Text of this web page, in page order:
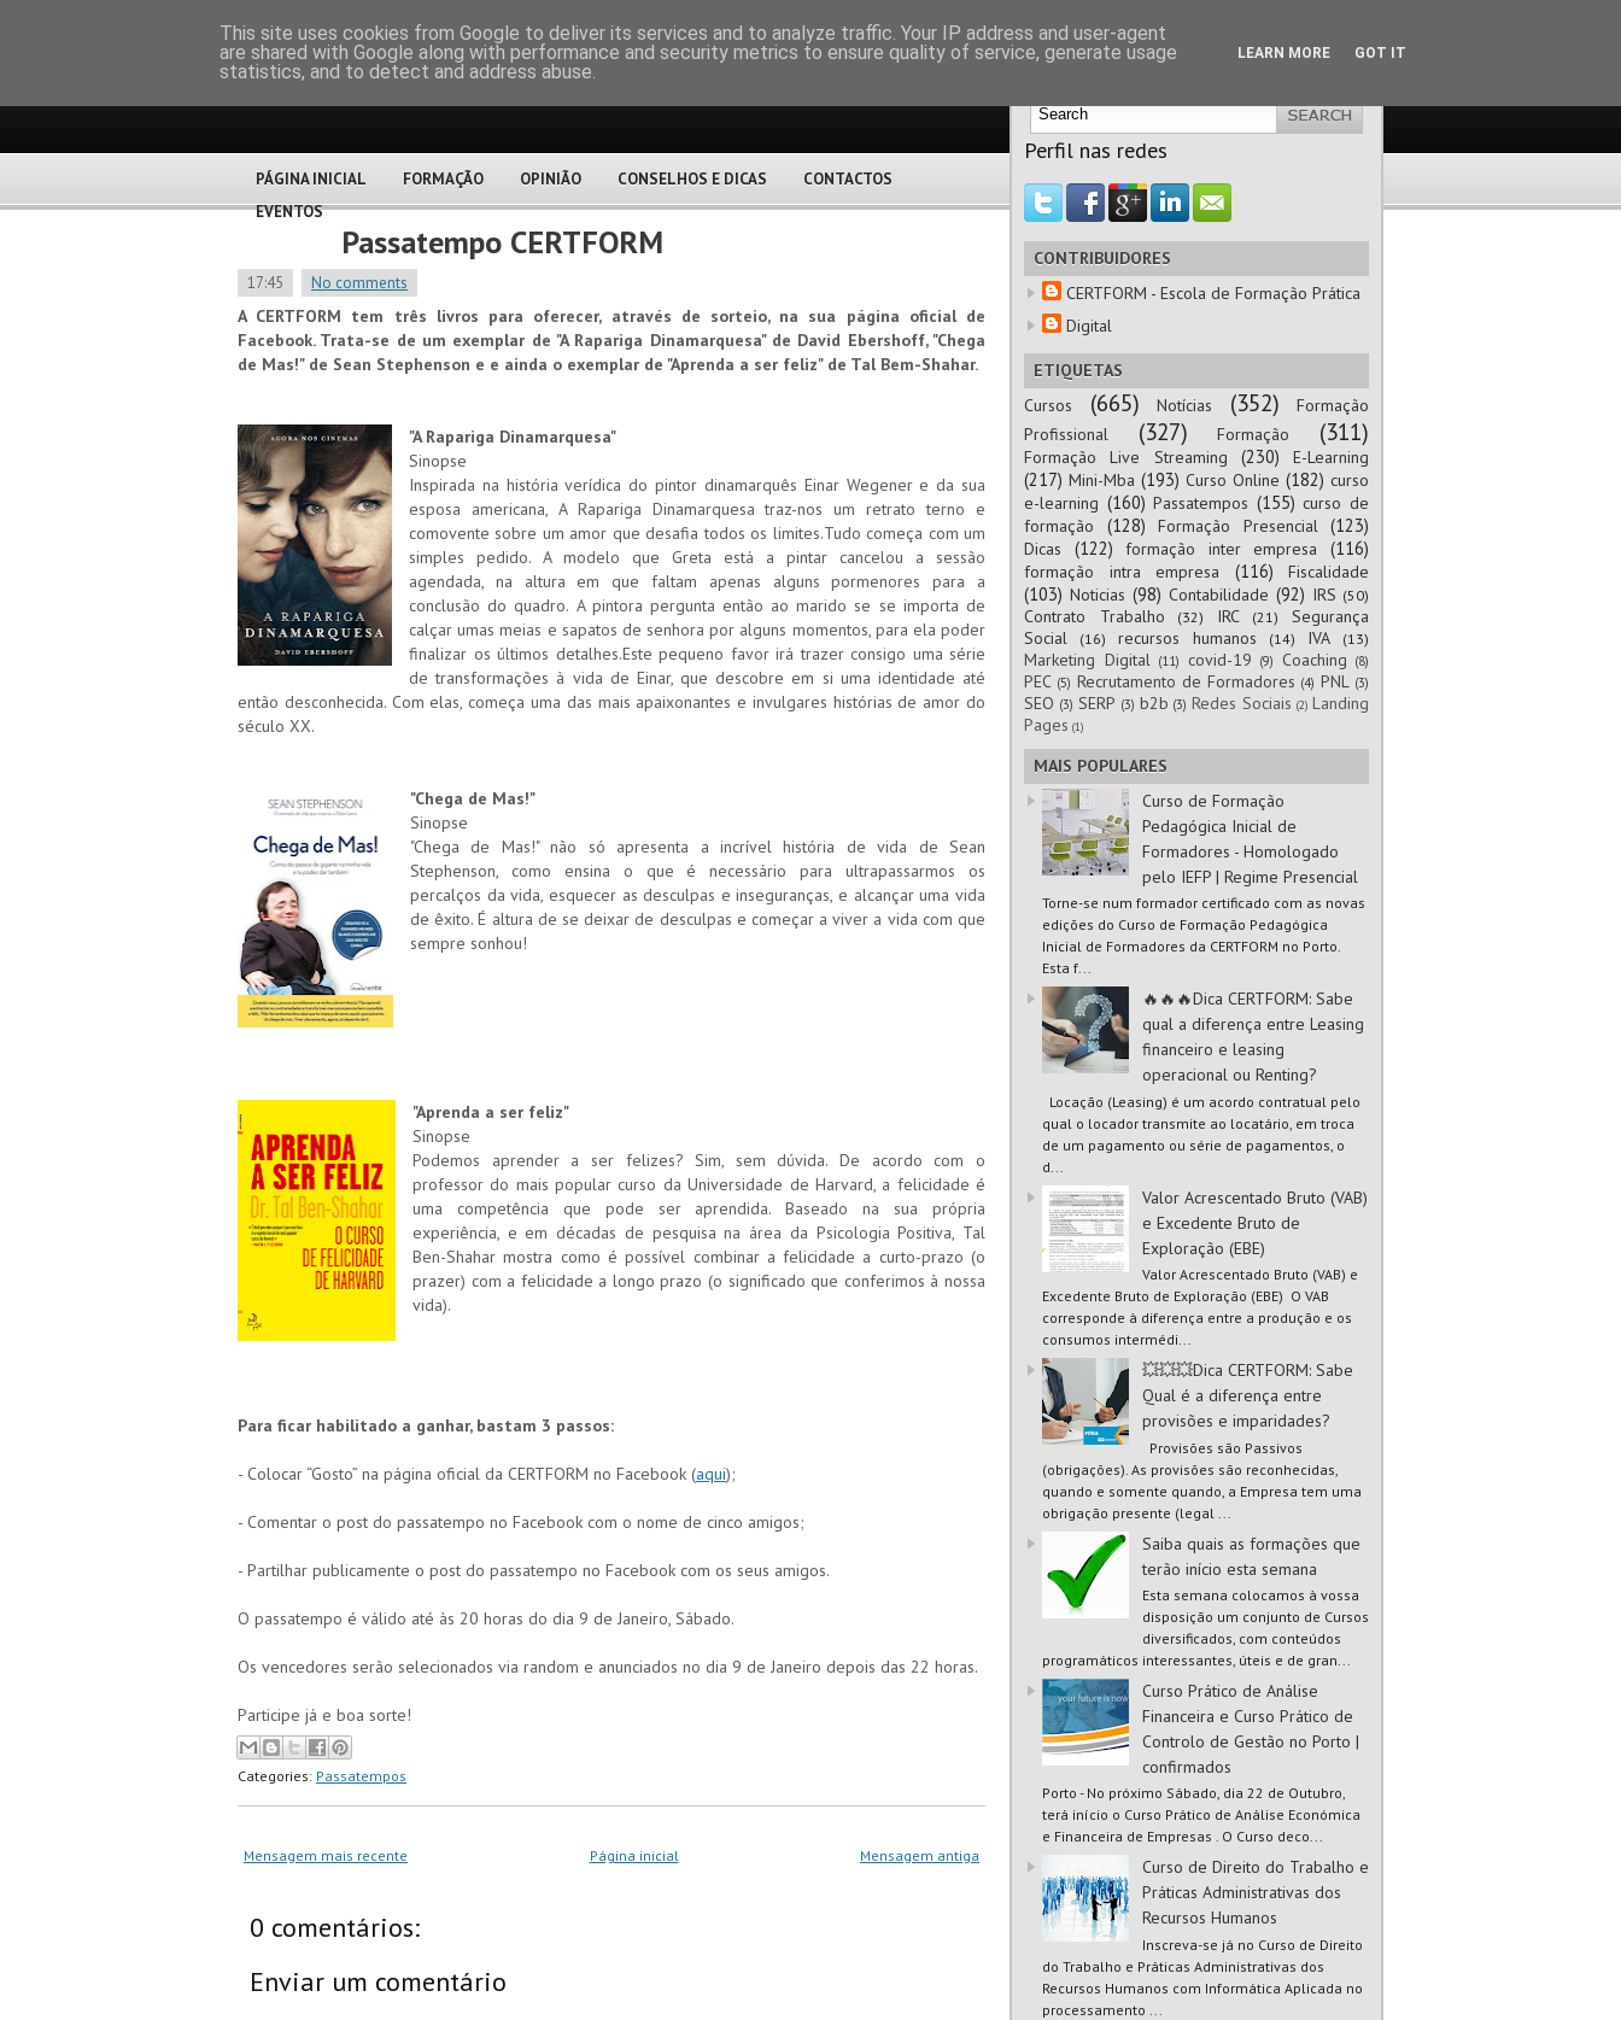
CERTFORM
PÁGINA INICIAL FORMAÇÃO OPINIÃO CONSELHOS E DICAS
CONTACTOS
EVENTOS
Passatempo CERTFORM
17:45 No comments
A CERTFORM tem três livros para oferecer, através de sorteio, na sua página oficial de
Facebook. Trata-se de um exemplar de "A Rapariga Dinamarquesa" de David Ebershoff, "Chega
de Mas!" de Sean Stephenson e e ainda o exemplar de "Aprenda a ser feliz" de Tal Bem-Shahar.
"A Rapariga Dinamarquesa"
Sinopse
Inspirada na história verídica do pintor dinamarquês Einar Wegener e da sua
esposa americana, A Rapariga Dinamarquesa traz-nos um retrato terno e
comovente sobre um amor que desafia todos os limites.Tudo começa com um
simples pedido. A modelo que Greta está a pintar cancelou a sessão
agendada, na altura em que faltam apenas alguns pormenores para a
conclusão do quadro. A pintora pergunta então ao marido se se importa de
calçar umas meias e sapatos de senhora por alguns momentos, para ela poder
finalizar os últimos detalhes.Este pequeno favor irá trazer consigo uma série
de transformações à vida de Einar, que descobre em si uma identidade até
então desconhecida. Com elas, começa uma das mais apaixonantes e invulgares histórias de amor do
século XX.
"Chega de Mas!"
Sinopse
"Chega de Mas!" não só apresenta a incrível história de vida de Sean
Stephenson, como ensina o que é necessário para ultrapassarmos os
percalços da vida, esquecer as desculpas e inseguranças, e alcançar uma vida
de êxito. É altura de se deixar de desculpas e começar a viver a vida com que
sempre sonhou!
"Aprenda a ser feliz"
Sinopse
Podemos aprender a ser felizes? Sim, sem dúvida. De acordo com o
professor do mais popular curso da Universidade de Harvard, a felicidade é
uma competência que pode ser aprendida. Baseado na sua própria
experiência, e em décadas de pesquisa na área da Psicologia Positiva, Tal
Ben-Shahar mostra como é possível combinar a felicidade a curto-prazo (o
prazer) com a felicidade a longo prazo (o significado que conferimos à nossa
vida).
Para ficar habilitado a ganhar, bastam 3 passos:
- Colocar “Gosto” na página oficial da CERTFORM no Facebook (aqui);
- Comentar o post do passatempo no Facebook com o nome de cinco amigos;
- Partilhar publicamente o post do passatempo no Facebook com os seus amigos.
O passatempo é válido até às 20 horas do dia 9 de Janeiro, Sábado.
Os vencedores serão selecionados via random e anunciados no dia 9 de Janeiro depois das 22 horas.
Participe já e boa sorte!
Categories: Passatempos
Mensagem mais recente Mensagem antiga
Página inicial
0 comentários:
Enviar um comentário
Perfil nas redes
CONTRIBUIDORES
CERTFORM - Escola de Formação Prática
Digital
ETIQUETAS
Cursos
(665) Notícias (352)
Formação
Profissional
(327) Formação (311)
Formação Live Streaming (230) E-Learning
(217) Mini-Mba (193) Curso Online (182) curso
e-learning (160) Passatempos (155) curso de
formação
(128) Formação Presencial (123)
Dicas (122) formação inter empresa (116)
formação intra empresa (116) Fiscalidade
(103) Noticias (98) Contabilidade (92) IRS (50)
Contrato Trabalho (32) IRC (21)
Segurança
Social
(16) recursos humanos (14) IVA (13)
Marketing Digital (11) covid-19 (9) Coaching (8)
PEC (5) Recrutamento de Formadores (4) PNL (3)
SEO (3) SERP (3) b2b (3) Redes Sociais (2) Landing
Pages (1)
MAIS POPULARES
Curso de Formação
Pedagógica Inicial de
Formadores - Homologado
pelo IEFP | Regime Presencial
Torne-se num formador certificado com as novas
edições do Curso de Formação Pedagógica
Inicial de Formadores da CERTFORM no Porto.
Esta f...
🔥🔥🔥Dica CERTFORM: Sabe
qual a diferença entre Leasing
financeiro e leasing
operacional ou Renting?
Locação (Leasing) é um acordo contratual pelo
qual o locador transmite ao locatário, em troca
de um pagamento ou série de pagamentos, o
d...
Valor Acrescentado Bruto (VAB)
e Excedente Bruto de
Exploração (EBE)
Valor Acrescentado Bruto (VAB) e
Excedente Bruto de Exploração (EBE) O VAB
corresponde à diferença entre a produção e os
consumos intermédi...
💥💥💥Dica CERTFORM: Sabe
Qual é a diferença entre
provisões e imparidades?
Provisões são Passivos
(obrigações). As provisões são reconhecidas,
quando e somente quando, a Empresa tem uma
obrigação presente (legal ...
Saiba quais as formações que
terão início esta semana
Esta semana colocamos à vossa
disposição um conjunto de Cursos
diversificados, com conteúdos
programáticos interessantes, úteis e de gran...
Curso Prático de Análise
Financeira e Curso Prático de
Controlo de Gestão no Porto |
confirmados
Porto - No próximo Sábado, dia 22 de Outubro,
terá início o Curso Prático de Análise Económica
e Financeira de Empresas . O Curso deco...
Curso de Direito do Trabalho e
Práticas Administrativas dos
Recursos Humanos
Inscreva-se já no Curso de Direito
do Trabalho e Práticas Administrativas dos
Recursos Humanos com Informática Aplicada no
processamento ...
This site uses cookies from Google to deliver its services and to analyze traffic. Your IP address and user-agent
are shared with Google along with performance and security metrics to ensure quality of service, generate usage
statistics, and to detect and address abuse.
LEARN MORE GOT IT